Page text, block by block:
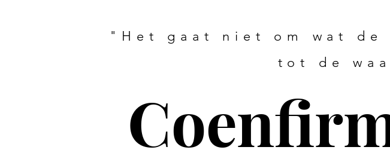
"Het gaat niet om wat de
tot de